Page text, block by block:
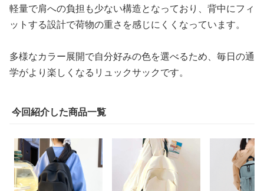
軽量で肩への負担も少ない構造となっており、背中にフィ
ットする設計で荷物の重さを感じにくくなっています。
多様なカラー展開で自分好みの色を選べるため、毎日の通
学がより楽しくなるリュックサックです。
今回紹介した商品一覧